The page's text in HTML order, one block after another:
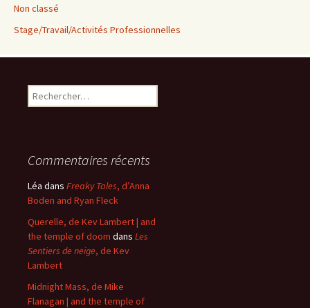
Non classé
Stage/Travail/Activités Professionnelles
Rechercher :
Commentaires récents
Léa dans Freaky Tales, d’Anna
Boden and Ryan Fleck
Querelle, de Kev Lambert | and
the temple of doom dans Les
Sentiers de neige, de Kev
Lambert
Midnight Mass, de Mike
Flanagan | and the temple of